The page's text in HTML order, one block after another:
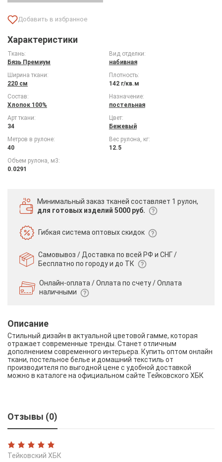
Характеристики
Ткань:
Бязь Премиум
Вид отделки:
набивная
Ширина ткани:
220 см
Плотность:
142 г/кв.м
Состав:
Хлопок 100%
Назначение:
постельная
Арт ткани:
34
Цвет:
Бежевый
Метров в рулоне:
40
Вес рулона, кг:
12.5
Объем рулона, м3:
0.0291
Минимальный заказ тканей составляет 1 рулон,
для готовых изделий 5000 руб.
Гибкая системаоптовых скидок
Самовывоз / Доставка по всей РФ и СНГ /
Бесплатно по городу и до ТК
Онлайн-оплата / Оплата по счету /Оплата
наличными
Описание
Стильный дизайн в актуальной цветовой гамме, которая
отражает современные тренды. Станет отличным
дополнением современного интерьера. Купить оптом онлайн
ткани, постельное белье и домашний текстиль от
производителя по выгодной цене с удобной доставкой
можно в каталоге на официальном сайте Тейковского ХБК
Отзывы (0)
Тейковский ХБК